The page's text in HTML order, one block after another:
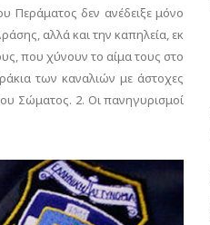
Περάματος δεν ανέδειξε μόνο
αλλά και την καπηλεία, εκ
που χύνουν το αίμα τους στο
των καναλιών με άστοχες
Σώματος. 2. Οι πανηγυρισμοί